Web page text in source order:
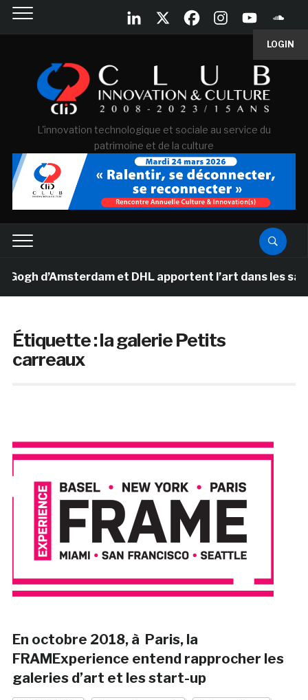
LOGIN
L'innovation technologique et sociale au service du
patrimoine et de la culture
d’Amsterdam et DHL apportent l’art dans les
Étiquette :la galerie Petits
carreaux
En octobre 2018, à Paris, la
FRAMExperience entend rapprocher les
galeries d’art et les start-up